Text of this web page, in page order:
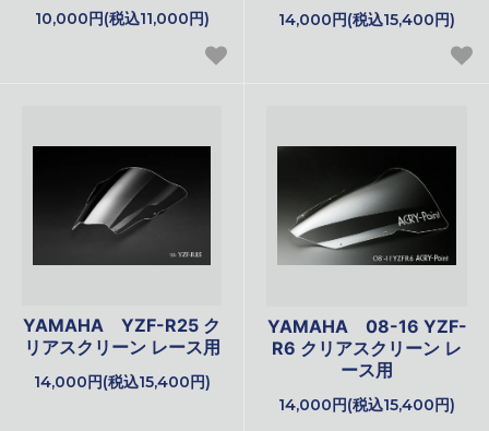
10,000円(税込11,000円) 14,000円(税込15,400円)
YAMAHA YZF-R25 ク
リアスクリーン レース用
14,000円(税込15,400円)
YAMAHA 08-16 YZF-
R6 クリアスクリーン レ
ース用
14,000円(税込15,400円)